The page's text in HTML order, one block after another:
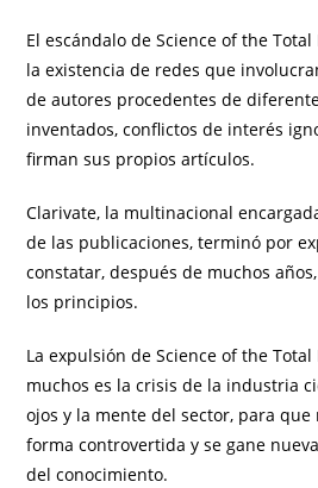
El escándalo de Science of the
la existencia de redes que
de autores procedentes de
inventados, conflictos de interés
firman sus propios artículos.
Clarivate, la multinacional
de las publicaciones, terminó por
constatar, después de muchos
los principios.
La expulsión de Science of the
muchos es la crisis de la industria
ojos y la mente del sector, para
forma controvertida y se gane
del conocimiento.